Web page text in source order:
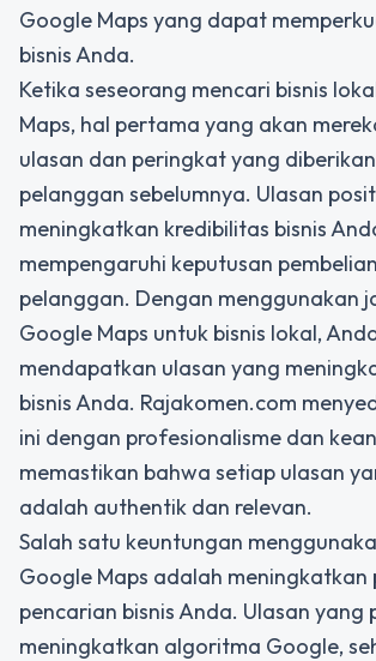
Google Maps yang dapat
bisnis Anda.
Ketika seseorang mencari bisnis
Maps, hal pertama yang akan
ulasan dan peringkat yang
pelanggan sebelumnya. Ulasan
meningkatkan kredibilitas bisnis
mempengaruhi keputusan
pelanggan. Dengan menggunakan
Google Maps untuk bisnis lokal,
mendapatkan ulasan yang
bisnis Anda. Rajakomen.com
ini dengan profesionalisme dan
memastikan bahwa setiap ulasan
adalah authentik dan relevan.
Salah satu keuntungan
Google Maps adalah
pencarian bisnis Anda. Ulasan
meningkatkan algoritma Google,